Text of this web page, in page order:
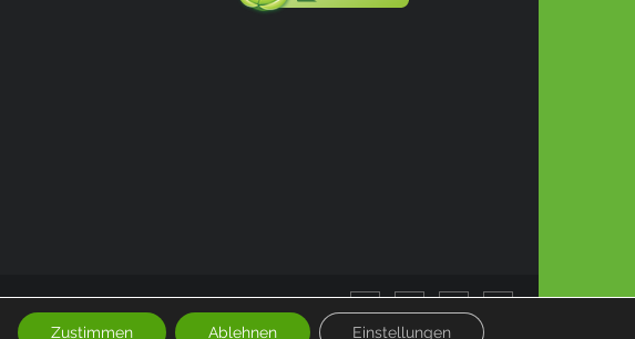
Zustimmen Ablehnen Einstellungen